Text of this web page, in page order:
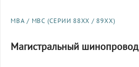
МВА / МВС (СЕРИИ 88XX / 89XX)
Магистральный шинопровод